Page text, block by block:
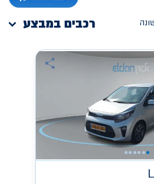
רכבים במבצע